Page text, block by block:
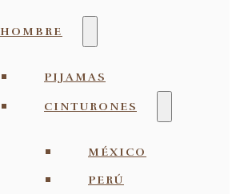
HOMBRE
PIJAMAS
CINTURONES
MÉXICO
PERÚ